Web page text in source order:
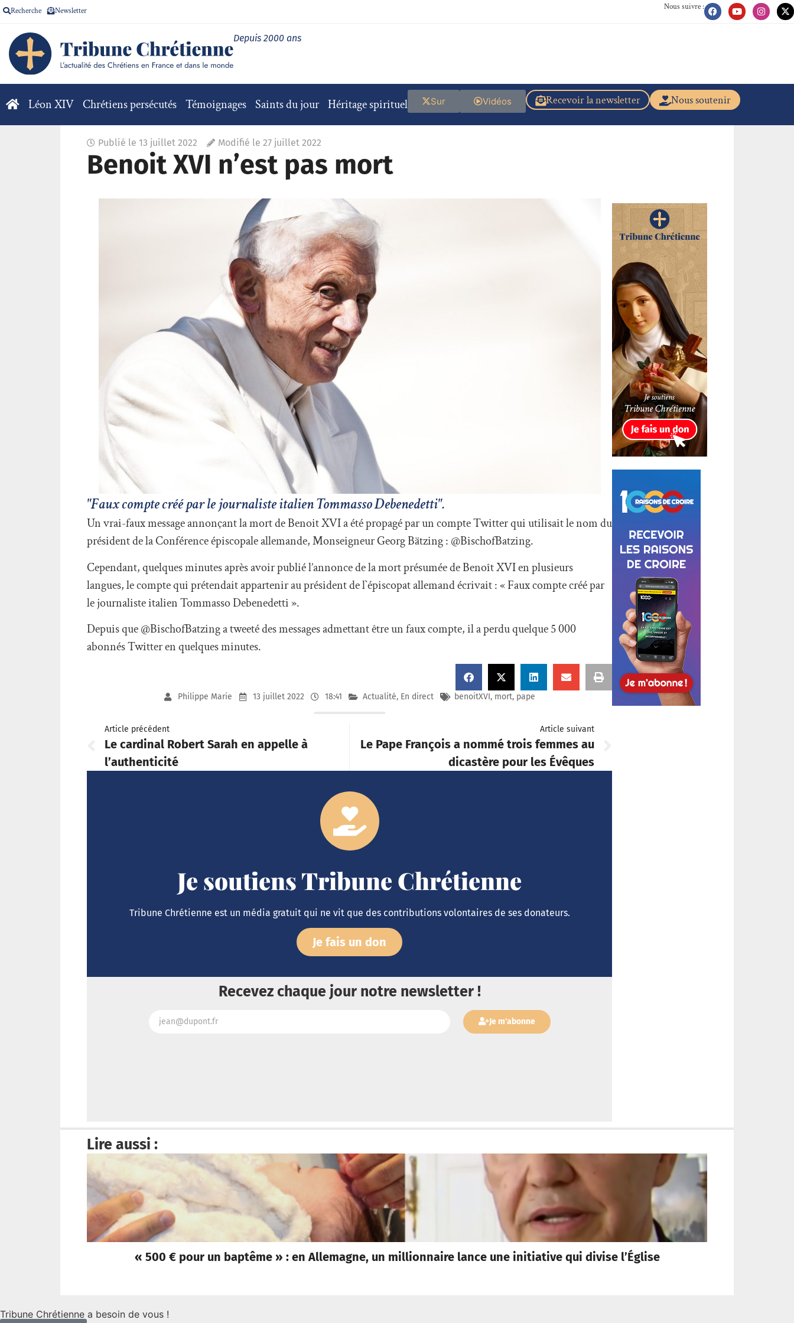
Recherche Newsletter Nous suivre :
Depuis 2000 ans
Léon XIV Chrétiens persécutés Témoignages Saints du jour Héritage spirituel Nous soutenir
Recevoir la newsletter
Vidéos
Sur
Publié le 13 juillet 2022 Modifié le 27 juillet 2022
Benoit XVI n’est pas mort
"Faux compte créé par le journaliste italien Tommasso Debenedetti".
Un vrai-faux message annonçant la mort de Benoit XVI a été propagé par un compte Twitter qui utilisait le nom du
président de la Conférence épiscopale allemande, Monseigneur Georg Bätzing : @BischofBatzing.
Cependant, quelques minutes après avoir publié l’annonce de la mort présumée de Benoît XVI en plusieurs
langues, le compte qui prétendait appartenir au président de l`épiscopat allemand écrivait : « Faux compte créé par
le journaliste italien Tommasso Debenedetti ».
Depuis que @BischofBatzing a tweeté des messages admettant être un faux compte, il a perdu quelque 5 000
abonnés Twitter en quelques minutes.
Philippe Marie 13 juillet 2022 18:41 Actualité, En direct benoitXVI, mort, pape
Article précédent
Le cardinal Robert Sarah en appelle à
l’authenticité
Article suivant
Le Pape François a nommé trois femmes au
dicastère pour les Évêques
Je soutiens Tribune Chrétienne
Tribune Chrétienne est un média gratuit qui ne vit que des contributions volontaires de ses donateurs.
Je fais un don
Recevez chaque jour notre newsletter !
Je m'abonne
Lire aussi :
« 500 € pour un baptême » : en Allemagne, un millionnaire lance une initiative qui divise l’Église
Tribune Chrétienne a besoin de vous !